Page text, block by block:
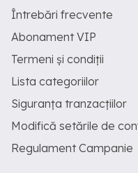
Întrebări frecvente
Abonament VIP
Termeni și condiții
Lista categoriilor
Siguranța tranzacțiilor
Modifică setările de
Regulament Campanie